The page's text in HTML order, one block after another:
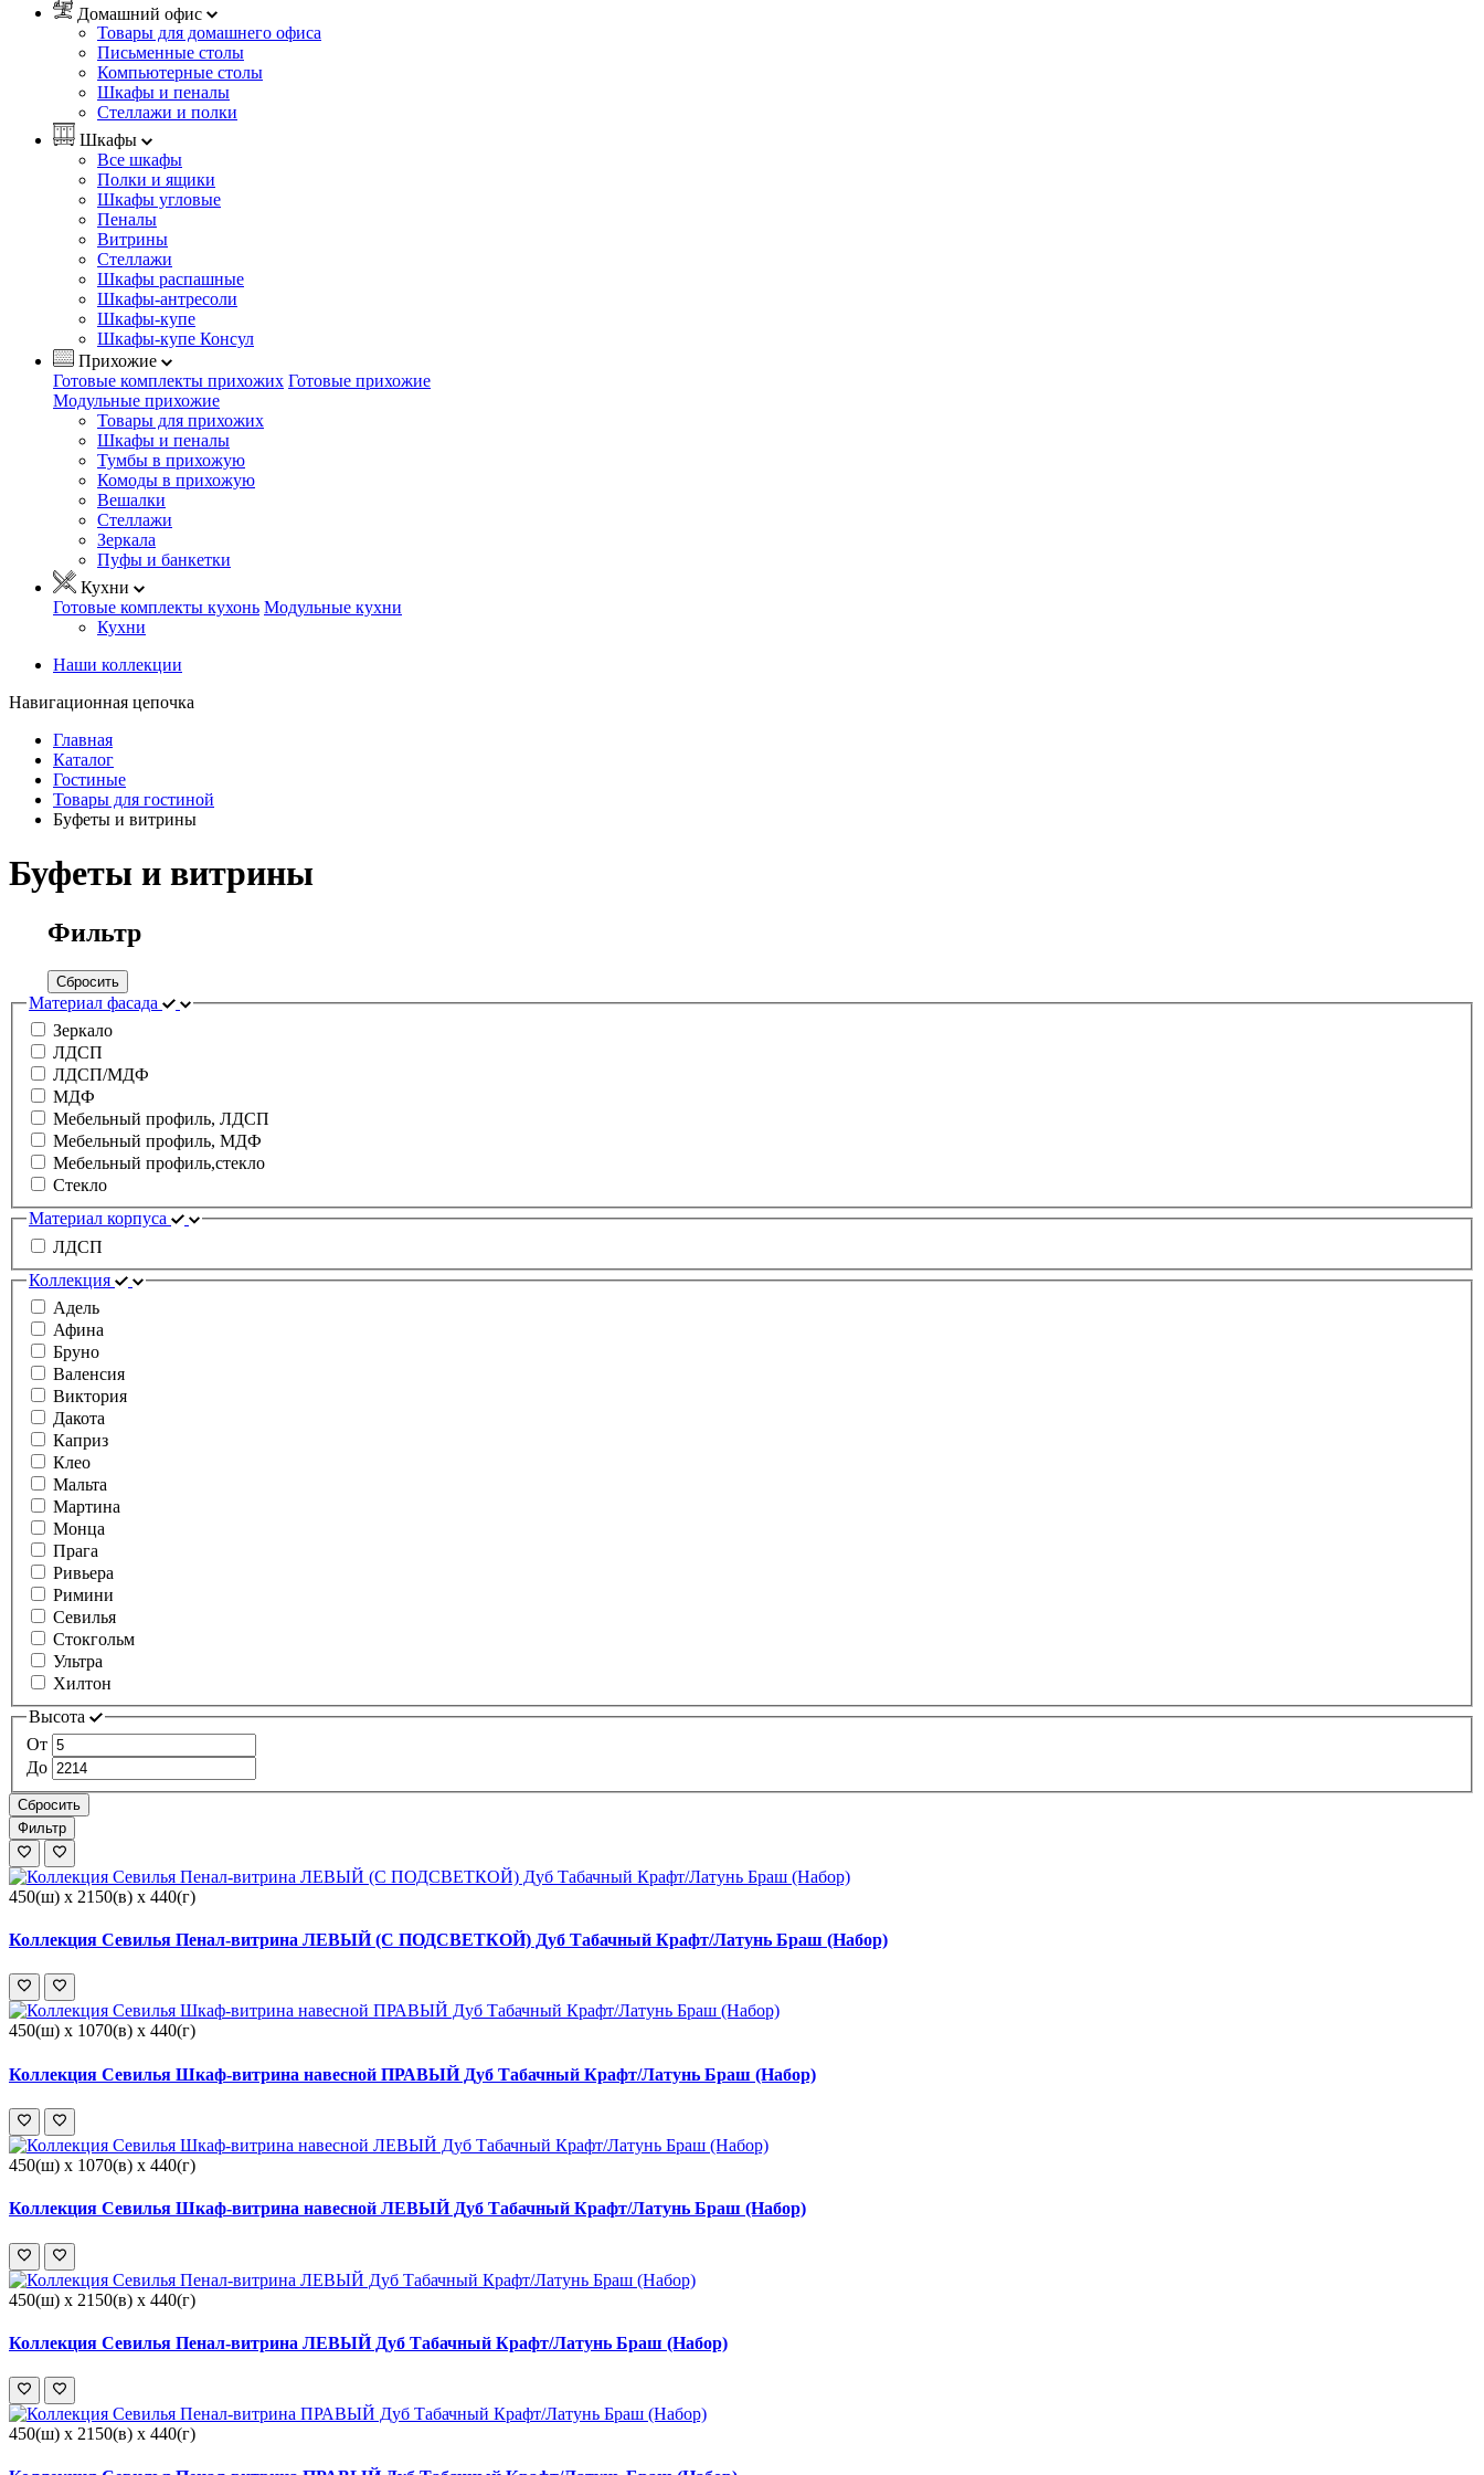
Домашний офис
Товары для домашнего офиса
Письменные столы
Компьютерные столы
Шкафы и пеналы
Стеллажи и полки
Шкафы
Все шкафы
Полки и ящики
Шкафы угловые
Пеналы
Витрины
Стеллажи
Шкафы распашные
Шкафы-антресоли
Шкафы-купе
Шкафы-купе Консул
Прихожие
Готовые комплекты прихожих Готовые прихожие
Модульные прихожие
Товары для прихожих
Шкафы и пеналы
Тумбы в прихожую
Комоды в прихожую
Вешалки
Стеллажи
Зеркала
Пуфы и банкетки
Кухни
Готовые комплекты кухонь Модульные кухни
Кухни
Наши коллекции
Навигационная цепочка
Главная
Каталог
Гостиные
Товары для гостиной
Буфеты и витрины
Буфеты и витрины
Фильтр
Сбросить
Материал фасада
Зеркало
ЛДСП
ЛДСП/МДФ
МДФ
Мебельный профиль, ЛДСП
Мебельный профиль, МДФ
Мебельный профиль,стекло
Стекло
Материал корпуса
ЛДСП
Коллекция
Адель
Афина
Бруно
Валенсия
Виктория
Дакота
Каприз
Клео
Мальта
Мартина
Монца
Прага
Ривьера
Римини
Севилья
Стокгольм
Ультра
Хилтон
Высота
От
До
Сбросить
Фильтр
450(ш) x 2150(в) x 440(г)
Коллекция Севилья Пенал-витрина ЛЕВЫЙ (С ПОДСВЕТКОЙ) Дуб Табачный Крафт/Латунь Браш (Набор)
450(ш) x 1070(в) x 440(г)
Коллекция Севилья Шкаф-витрина навесной ПРАВЫЙ Дуб Табачный Крафт/Латунь Браш (Набор)
450(ш) x 1070(в) x 440(г)
Коллекция Севилья Шкаф-витрина навесной ЛЕВЫЙ Дуб Табачный Крафт/Латунь Браш (Набор)
450(ш) x 2150(в) x 440(г)
Коллекция Севилья Пенал-витрина ЛЕВЫЙ Дуб Табачный Крафт/Латунь Браш (Набор)
450(ш) x 2150(в) x 440(г)